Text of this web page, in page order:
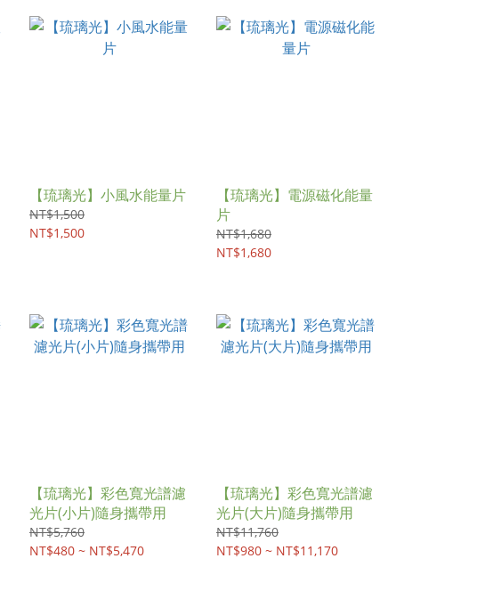
【琉璃光】小風水能量片
NT$1,500
NT$1,500
【琉璃光】電源磁化能量
片
NT$1,680
NT$1,680
【琉璃光】彩色寬光譜濾
光片(小片)隨身攜帶用
NT$5,760
NT$480 ~ NT$5,470
【琉璃光】彩色寬光譜濾
光片(大片)隨身攜帶用
NT$11,760
NT$980 ~ NT$11,170